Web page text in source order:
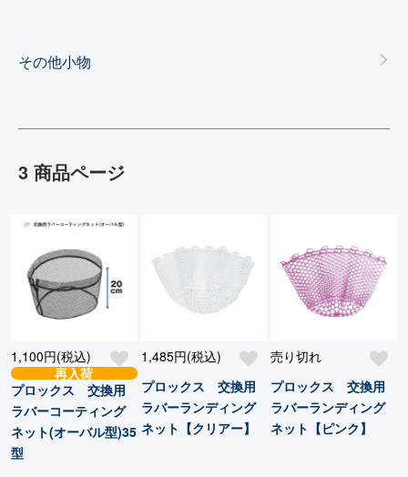
カテゴリー一覧
その他小物
3 商品ページ
1,100円(税込)
再入荷
プロックス 交換用
ラバーコーティング
ネット(オーバル型)35
型
1,485円(税込)
プロックス 交換用
ラバーランディング
ネット【クリアー】
売り切れ
プロックス 交換用
ラバーランディング
ネット【ピンク】